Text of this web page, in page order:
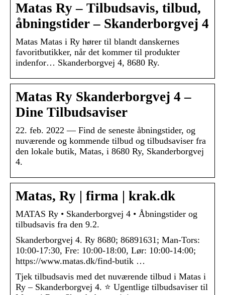
Matas Ry – Tilbudsavis, tilbud,
åbningstider – Skanderborgvej 4
Matas Matas i Ry hører til blandt danskernes
favoritbutikker, når det kommer til produkter
indenfor… Skanderborgvej 4, 8680 Ry.
Matas Ry Skanderborgvej 4 –
Dine Tilbudsaviser
22. feb. 2022 — Find de seneste åbningstider, og
nuværende og kommende tilbud og tilbudsaviser fra
den lokale butik, Matas, i 8680 Ry, Skanderborgvej
4.
Matas, Ry | firma | krak.dk
MATAS Ry • Skanderborgvej 4 • Åbningstider og
tilbudsavis fra den 9.2.
Skanderborgvej 4. Ry 8680; 86891631; Man-Tors:
10:00-17:30, Fre: 10:00-18:00, Lør: 10:00-14:00;
https://www.matas.dk/find-butik …
Tjek tilbudsavis med det nuværende tilbud i Matas i
Ry – Skanderborgvej 4. ⭐ Ugentlige tilbudsaviser til